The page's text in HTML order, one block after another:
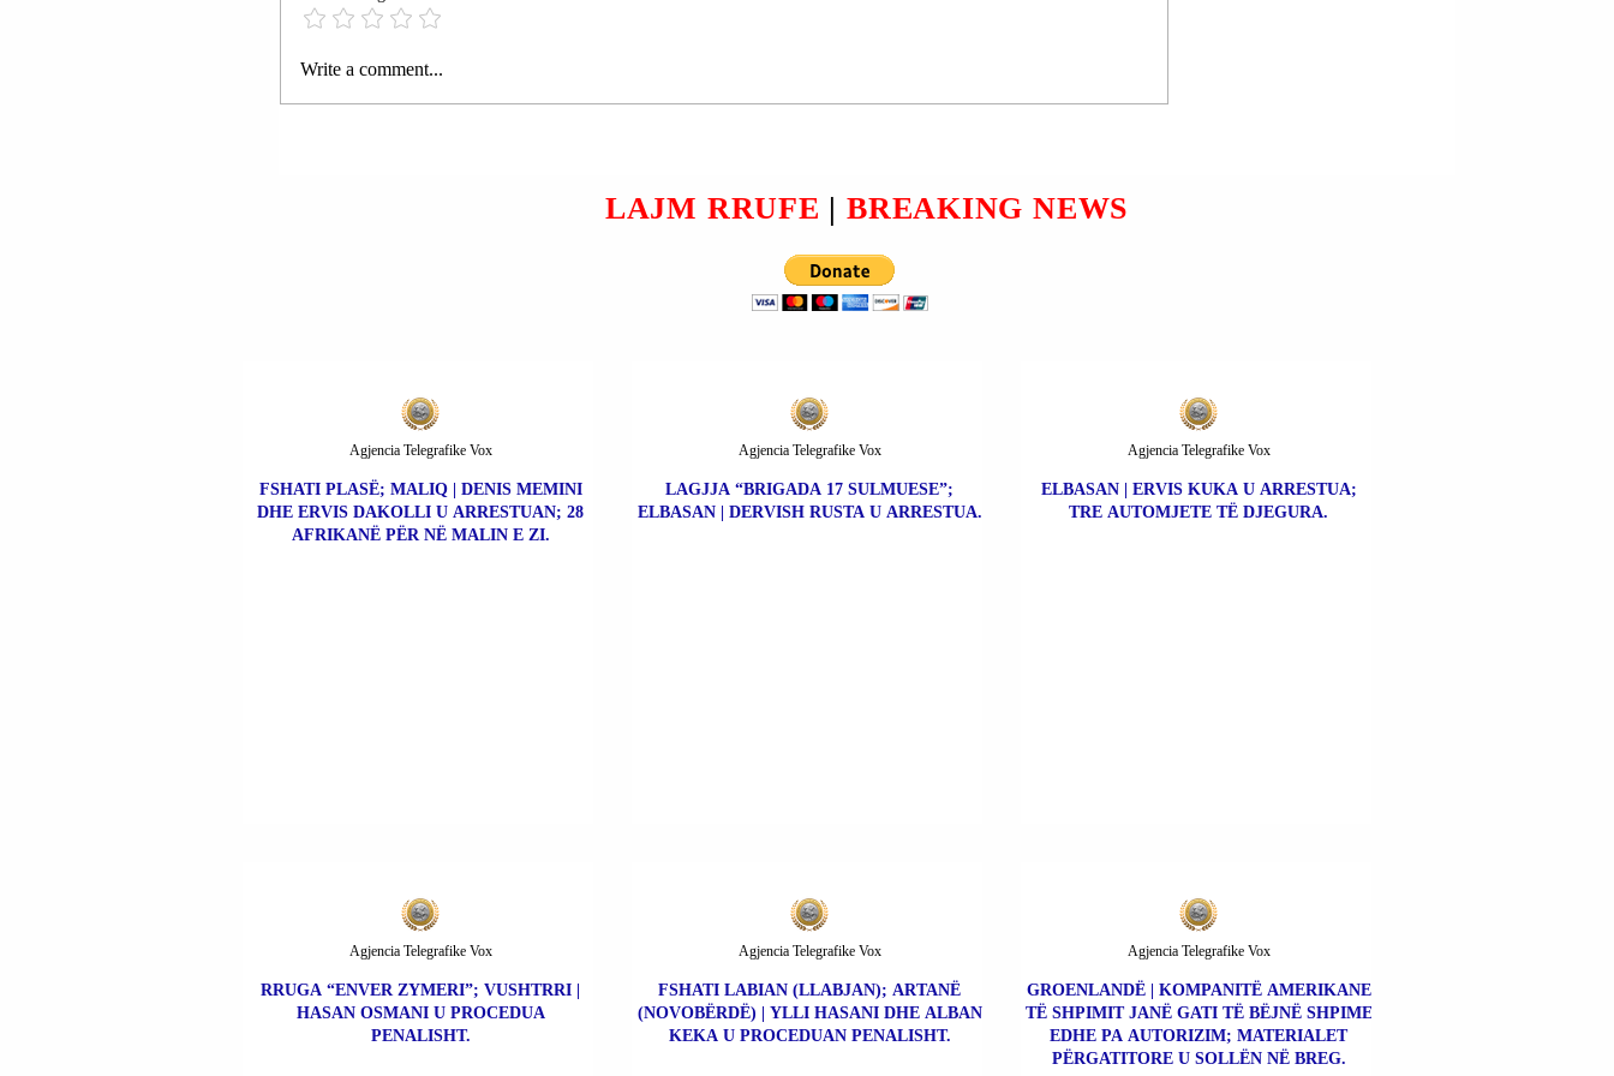
TIRANË | U BËNË PUBLIKE
TIKTOK-ut”).
Write a comment...
LAJM RRUFE | BREAKING NEWS
FSHATI PLASË; MALIQ | DENIS MEMINI
DHE ERVIS DAKOLLI U ARRESTUAN; 28
AFRIKANË PËR NË MALIN E ZI.
Agjencia Telegrafike Vox
LAGJJA “BRIGADA 17 SULMUESE”;
ELBASAN | DERVISH RUSTA U ARRESTUA.
Agjencia Telegrafike Vox
ELBASAN | ERVIS KUKA U ARRESTUA;
TRE AUTOMJETE TË DJEGURA.
Agjencia Telegrafike Vox
RRUGA “ENVER ZYMERI”; VUSHTRRI |
HASAN OSMANI U PROCEDUA
PENALISHT.
Agjencia Telegrafike Vox
FSHATI LABIAN (LLABJAN); ARTANË
(NOVOBËRDË) | YLLI HASANI DHE ALBAN
KEKA U PROCEDUAN PENALISHT.
Agjencia Telegrafike Vox
GROENLANDË | KOMPANITË AMERIKANE
TË SHPIMIT JANË GATI TË BËJNË SHPIME
EDHE PA AUTORIZIM; MATERIALET
PËRGATITORE U SOLLËN NË BREG.
Agjencia Telegrafike Vox